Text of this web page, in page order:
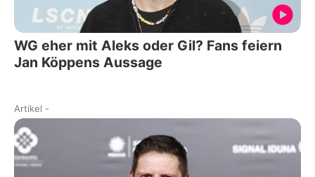
WG eher mit Aleks oder Gil? Fans feiern
Jan Köppens Aussage
Artikel -